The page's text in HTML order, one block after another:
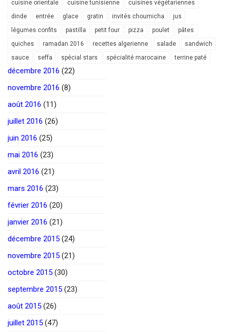
cuisine orientale cuisine tunisienne
cuisines végétariennes
dinde
entrée glace gratin invités choumicha
jus
légumes confits
pastilla petit four pizza poulet
pâtes
quiches
ramadan 2016 recettes algerienne salade
sandwich
sauce
seffa spécial stars spécialité marocaine terrine paté
décembre 2016 (22)
novembre 2016 (8)
août 2016 (11)
juillet 2016 (26)
juin 2016 (25)
mai 2016 (23)
avril 2016 (21)
mars 2016 (23)
février 2016 (20)
janvier 2016 (21)
décembre 2015 (24)
novembre 2015 (21)
octobre 2015 (30)
septembre 2015 (23)
août 2015 (26)
juillet 2015 (47)